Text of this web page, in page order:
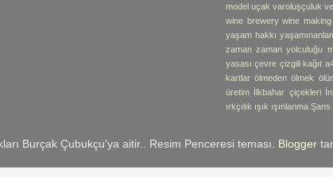
model uçak varoluşçuluk
wine brewery wine making
yaşam hakkı
zaman zaman yolculuğu
yasası çevre çizgili kağıt
kartlar ölmeden ölmek
üretim İlkbahar çiçekleri
ırkçılık ışık ışınlanma Şans
Burçak Çubukçu'ya aitir.. Resim Penceresi teması. Blogger